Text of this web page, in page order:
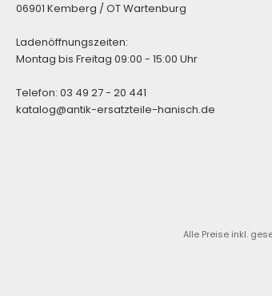
06901 Kemberg / OT Wartenburg
Ladenöffnungszeiten:
Montag bis Freitag 09:00 - 15:00 Uhr
Telefon: 03 49 27 - 20 441
katalog@antik-ersatzteile-hanisch.de
Alle Preise inkl.